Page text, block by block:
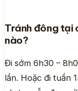
Tránh đông tại
nào?
Đi sớm 6h30 –
lần. Hoặc đi tuần